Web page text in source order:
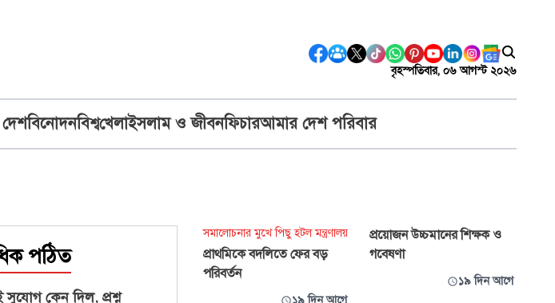
বৃহস্পতিবার, ০৬ আগস্ট ২০২৬
দেশবিনোদনবিশ্বখেলাইসলাম ও জীবনফিচারআমার দেশ পরিবার
পঠিত
কেন দিল, প্রশ্ন
সমালোচনার মুখে পিছু হটল মন্ত্রণালয়
প্রাথমিকে বদলিতে ফের বড়
পরিবর্তন
১৯ দিন আগে
প্রয়োজন উচ্চমানের শিক্ষক ও
গবেষণা
১৯ দিন আগে